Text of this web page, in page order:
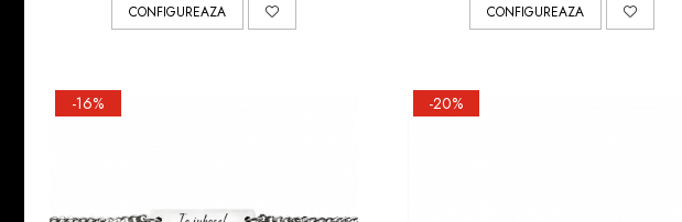
CONFIGUREAZA CONFIGUREAZA
-16% -20%